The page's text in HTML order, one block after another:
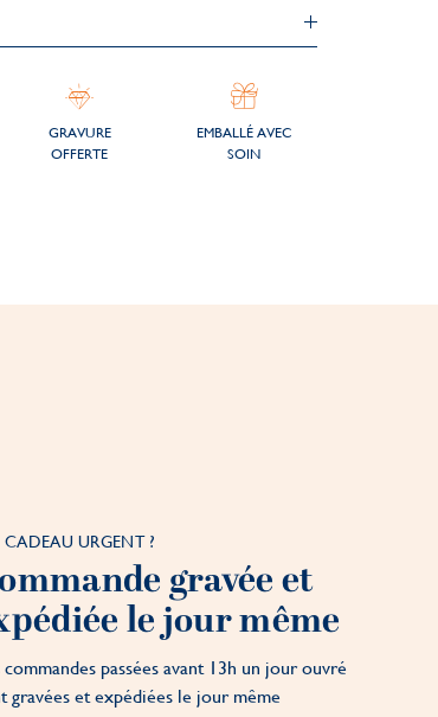
GRAVURE
OFFERTE
EMBALLÉ AVEC
SOIN
URGENT ?
gravée et
le jour même
commandes passées avant 13h un jour ouvré
gravées et expédiées le jour même